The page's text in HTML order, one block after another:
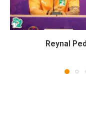
Reynal